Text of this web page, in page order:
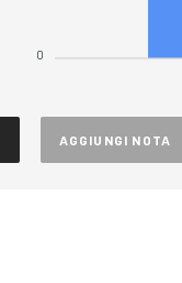
0
AGGIUNGI NOTA